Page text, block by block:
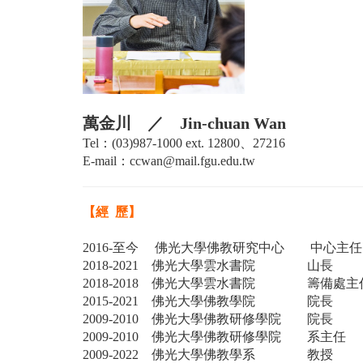
萬金川 ／ Jin-chuan Wan
Tel：(03)987-1000 ext. 12800、27216
E-mail：ccwan@mail.fgu.edu.tw
【經 歷】
2016-至今 佛光大學佛教研究中心 中心主任
2018-2021
佛光大學雲水書院 山長
2018-2018 佛光大學雲水書院 籌備處主
2015-2021
佛光大學佛教學院 院長
2009-2010 佛光大學佛教研修學院 院長
2009-2010 佛光大學佛教研修學院 系主任
2009-2022 佛光大學佛教學系 教授